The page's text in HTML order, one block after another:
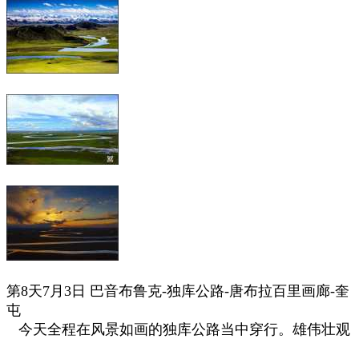
第8天7月3日 巴音布鲁克-独库公路-唐布拉百里画廊-奎
屯
今天全程在风景如画的独库公路当中穿行。雄伟壮观